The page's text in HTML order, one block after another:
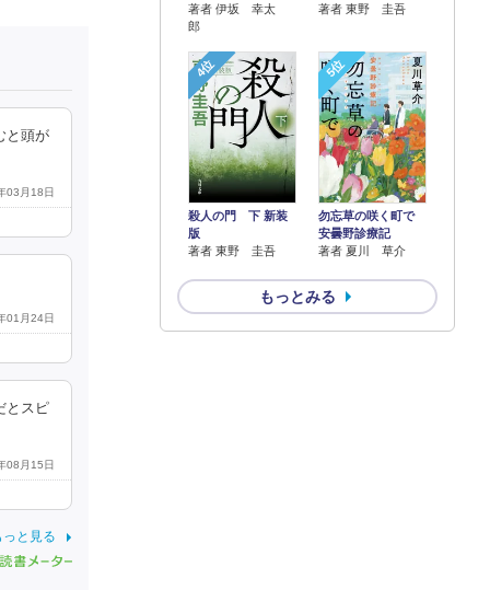
と頭が
03月18日
01月24日
とスピ
08月15日
と見る
著者 伊坂 幸太
郎
著者 東野 圭吾
4位
殺人の門 下 新装
版
著者 東野 圭吾
5位
勿忘草の咲く町で
安曇野診療記
著者 夏川 草介
もっとみる